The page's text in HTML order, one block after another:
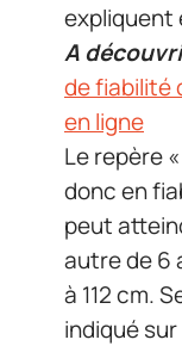
expliquent
A
de fiabilité
en ligne
Le repère
donc en
peut
autre de 6
à 112 cm.
indiqué